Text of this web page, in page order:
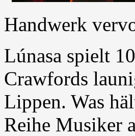
Handwerk
Lúnasa spielt
Crawfords
Lippen. Was
Reihe Musiker